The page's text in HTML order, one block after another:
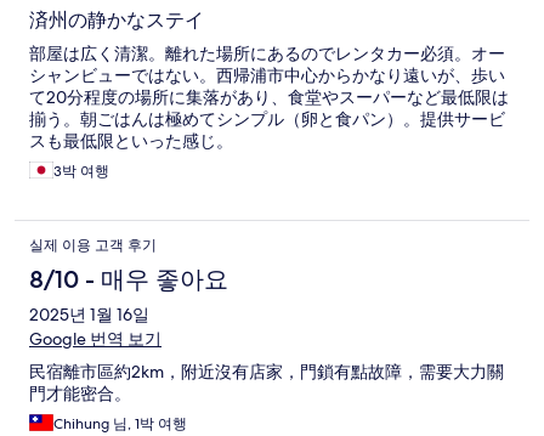
済州の静かなステイ
部屋は広く清潔。離れた場所にあるのでレンタカー必須。オー
シャンビューではない。西帰浦市中心からかなり遠いが、歩い
て20分程度の場所に集落があり、食堂やスーパーなど最低限は
揃う。朝ごはんは極めてシンプル（卵と食パン）。提供サービ
スも最低限といった感じ。
3박 여행
실제 이용 고객 후기
8/10 - 매우 좋아요
2025년 1월 16일
Google 번역 보기
民宿離市區約2km，附近沒有店家，門鎖有點故障，需要大力關
門才能密合。
Chihung 님, 1박 여행